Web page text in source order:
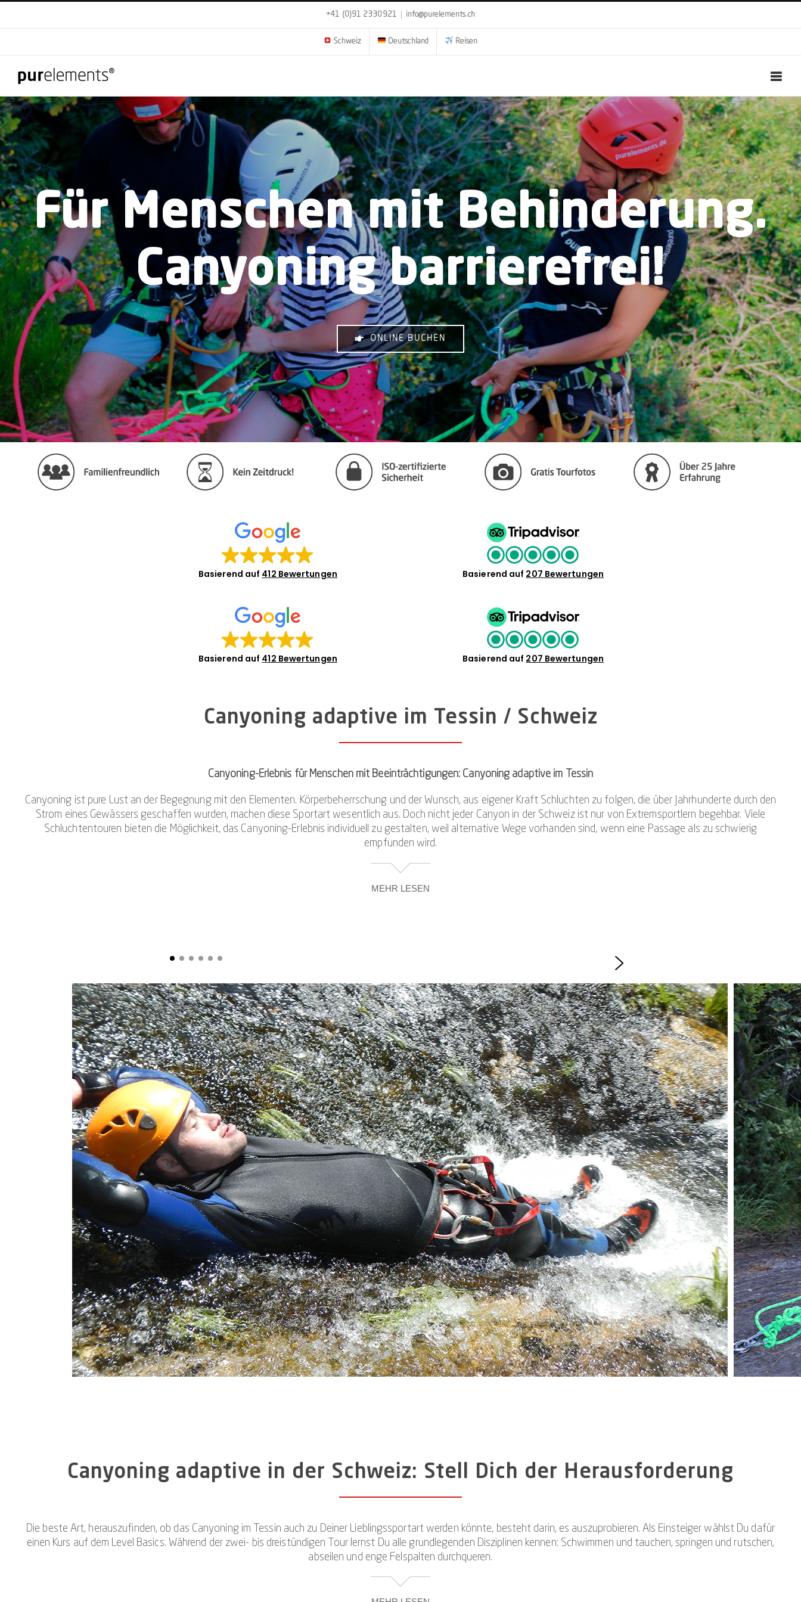
+41 (0)91 2330921 info@purelements.ch
Schweiz Deutschland Reisen
Für Menschen mit Behinderung.
Canyoning barrierefrei!
ONLINE BUCHEN
Basierend auf 412 Bewertungen
Basierend auf 412 Bewertungen
Basierend auf 207 Bewertungen
Basierend auf 207 Bewertungen
Canyoning adaptive im Tessin / Schweiz
Canyoning-Erlebnis für Menschen mit Beeinträchtigungen: Canyoning adaptive im Tessin
Canyoning ist pure Lust an der Begegnung mit den Elementen. Körperbeherrschung und der Wunsch, aus eigener Kraft Schluchten zu folgen, die über Jahrhunderte durch den
Strom eines Gewässers geschaffen wurden, machen diese Sportart wesentlich aus. Doch nicht jeder Canyon in der Schweiz ist nur von Extremsportlern begehbar. Viele
Schluchtentouren bieten die Möglichkeit, das Canyoning-Erlebnis individuell zu gestalten, weil alternative Wege vorhanden sind, wenn eine Passage als zu schwierig
empfunden wird.
MEHR LESEN
Warum also sollte es nicht möglich sein, ein Canyoning in der Schweiz und speziell im Canyoning-Mekka Tessin für all jene durchzuführen, die Outdoor-Erlebnisse lieben, aber
leider allzu oft davon ausgeschlossen sind?
Natürlich, auch wir können nicht jede Klientel bedienen und müssen leider passen, wenn wir Anfragen erhalten, ob eine Teilnahme im Rollstuhl möglich ist. Auch raten wir
Menschen, die an einer Plegie, Paralyse oder an einem hohen Grad der Parese erkrankt sind, davon ab, sich im Canyoning zu erproben. Eine leichte Gehbehinderung, eine Seh-
oder Hörstörung oder auch eine kognitive Beeinträchtigung, sind dagegen kein Grund, auf das einzigartige Outdoor-Erlebnis Canyoning im Tessin zu verzichten.
Canyoning adaptive in der Schweiz: Stell Dich der Herausforderung
Die beste Art, herauszufinden, ob das Canyoning im Tessin auch zu Deiner Lieblingssportart werden könnte, besteht darin, es auszuprobieren. Als Einsteiger wählst Du dafür
einen Kurs auf dem Level Basics. Während der zwei- bis dreistündigen Tour lernst Du alle grundlegenden Disziplinen kennen: Schwimmen und tauchen, springen und rutschen,
abseilen und enge Felspalten durchqueren.